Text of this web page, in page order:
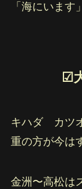
「海にいます
☑︎
キハダ カツ
重の方が今は
金洲〜高松は